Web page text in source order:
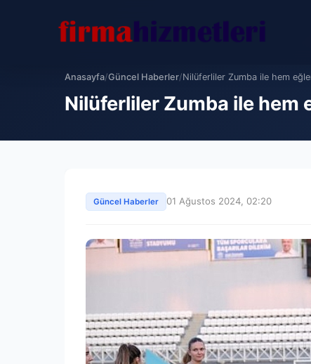
Anasayfa/Güncel Haberler/Nilüferliler Zumba ile hem
Nilüferliler Zumba ile hem
Güncel Haberler 01 Ağustos 2024, 02:20